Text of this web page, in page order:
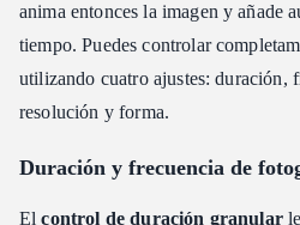
anima entonces la imagen y añade
tiempo. Puedes controlar
utilizando cuatro ajustes: duración,
resolución y forma.
Duración y frecuencia de
Elcontrol de duración granular